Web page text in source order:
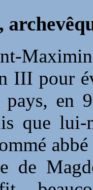
III pour
en
que
de